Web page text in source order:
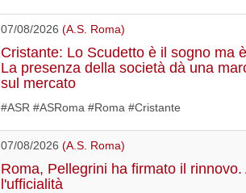
07/08/2026 (A.S. Roma)
Cristante: Lo Scudetto è il sogno ma
La presenza della società dà una
sul mercato
#ASR #ASRoma #Roma #Cristante
07/08/2026 (A.S. Roma)
Roma, Pellegrini ha firmato il rinnovo.
l'ufficialità